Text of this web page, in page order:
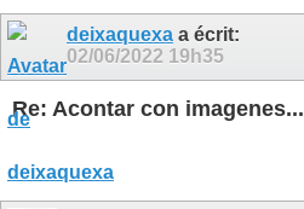
deixaquexa a écrit:
02/06/2022 19h35
Re: Acontar con imagenes...